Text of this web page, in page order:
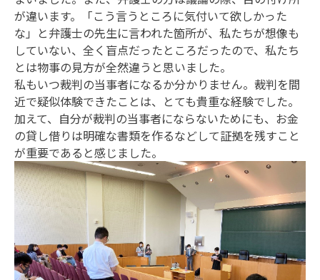
が違います。「こう言うところに気付いて欲しかった
な」と弁護士の先生に言われた箇所が、私たちが想像も
していない、全く盲点だったところだったので、私たち
とは物事の見方が全然違うと思いました。
私もいつ裁判の当事者になるか分かりません。裁判を間
近で疑似体験できたことは、とても貴重な経験でした。
加えて、自分が裁判の当事者にならないためにも、お金
の貸し借りは明確な書類を作るなどして証拠を残すこと
が重要であると感じました。